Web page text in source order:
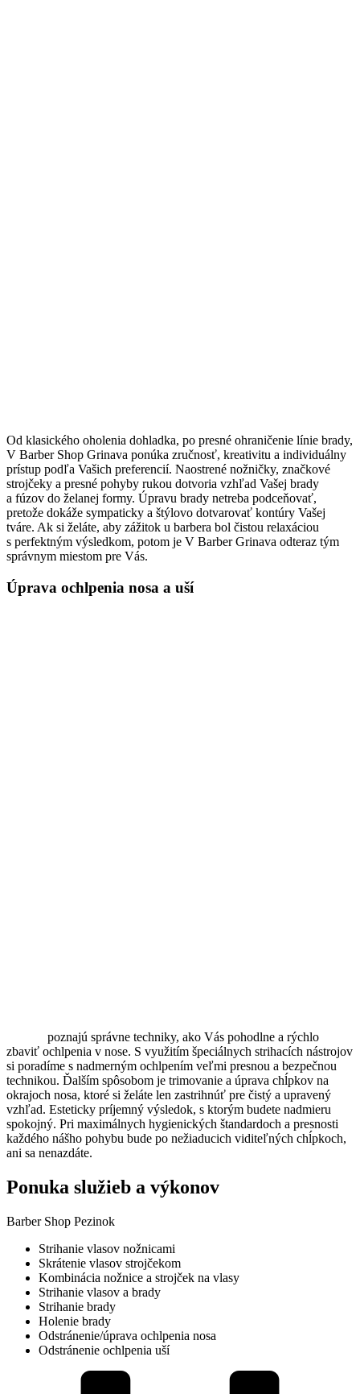
Od klasického oholenia dohladka, po presné ohraničenie línie brady,
V Barber Shop Grinava ponúka zručnosť, kreativitu a individuálny
prístup podľa Vašich preferencií. Naostrené nožničky, značkové
strojčeky a presné pohyby rukou dotvoria vzhľad Vašej brady
a fúzov do želanej formy. Úpravu brady netreba podceňovať,
pretože dokáže sympaticky a štýlovo dotvarovať kontúry Vašej
tváre. Ak si želáte, aby zážitok u barbera bol čistou relaxáciou
s perfektným výsledkom, potom je V Barber Grinava odteraz tým
správnym miestom pre Vás.
Úprava ochlpenia nosa a uší
poznajú správne techniky, ako Vás pohodlne a rýchlo
zbaviť ochlpenia v nose. S využitím špeciálnych strihacích nástrojov
si poradíme s nadmerným ochlpením veľmi presnou a bezpečnou
technikou. Ďalším spôsobom je trimovanie a úprava chĺpkov na
okrajoch nosa, ktoré si želáte len zastrihnúť pre čistý a upravený
vzhľad. Esteticky príjemný výsledok, s ktorým budete nadmieru
spokojný. Pri maximálnych hygienických štandardoch a presnosti
každého nášho pohybu bude po nežiaducich viditeľných chĺpkoch,
ani sa nenazdáte.
Ponuka služieb a výkonov
Barber Shop Pezinok
Strihanie vlasov nožnicami
Skrátenie vlasov strojčekom
Kombinácia nožnice a strojček na vlasy
Strihanie vlasov a brady
Strihanie brady
Holenie brady
Odstránenie/úprava ochlpenia nosa
Odstránenie ochlpenia uší